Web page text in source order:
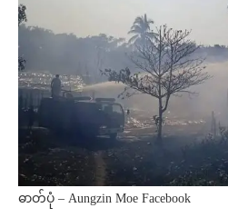
ဓာတ်ပုံ – Aungzin Moe Facebook